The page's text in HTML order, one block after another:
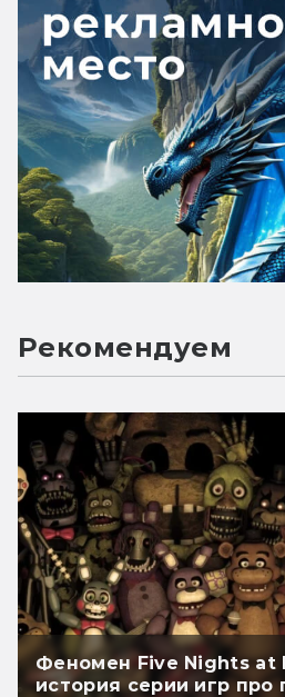
Рекомендуем
Феномен Five Nights at
история серии игр